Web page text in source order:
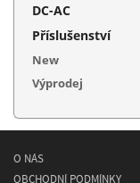
DC-AC
Příslušenství
New
Výprodej
O NÁS
OBCHODNÍ PODMÍNKY